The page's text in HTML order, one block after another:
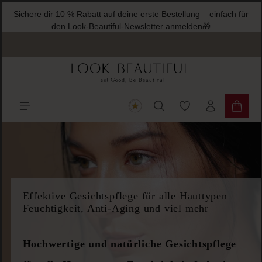
springen
Du hast 0
Effektive Gesichtspflege für alle Hauttypen –
Feuchtigkeit, Anti-Aging und viel mehr
Hochwertige und natürliche Gesichtspflege